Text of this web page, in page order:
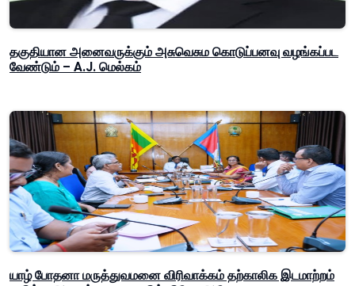
தகுதியான அனைவருக்கும் அசுவெசும கொடுப்பனவு வழங்கப்பட
வேண்டும் – A.J. மெல்கம்
யாழ் போதனா மருத்துவமனை விரிவாக்கம் தற்காலிக இடமாற்றம்